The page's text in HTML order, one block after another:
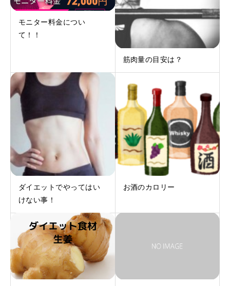
モニター料金につい
て！！
筋肉量の目安は？
ダイエットでやってはい
けない事！
お酒のカロリー